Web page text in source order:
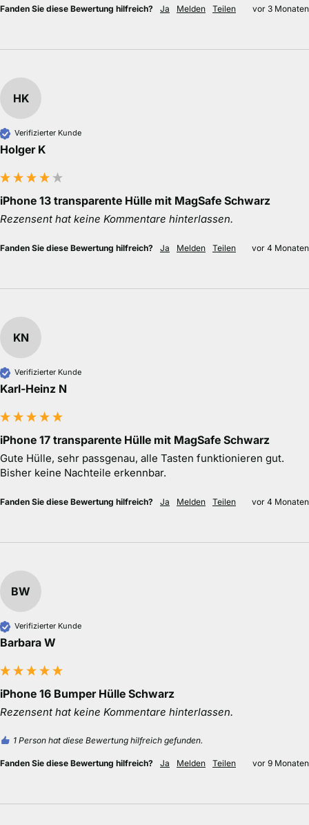
Fanden Sie diese Bewertung hilfreich? Ja Melden Teilen vor 3 Monaten
HK
Verifizierter Kunde
Holger K
iPhone 13 transparente Hülle mit MagSafe Schwarz
Rezensent hat keine Kommentare hinterlassen.
Fanden Sie diese Bewertung hilfreich? Ja Melden Teilen vor 4 Monaten
KN
Verifizierter Kunde
Karl-Heinz N
iPhone 17 transparente Hülle mit MagSafe Schwarz
Gute Hülle, sehr passgenau, alle Tasten funktionieren gut.
Bisher keine Nachteile erkennbar.
Fanden Sie diese Bewertung hilfreich? Ja Melden Teilen vor 4 Monaten
BW
Verifizierter Kunde
Barbara W
iPhone 16 Bumper Hülle Schwarz
Rezensent hat keine Kommentare hinterlassen.
1 Person hat diese Bewertung hilfreich gefunden.
Fanden Sie diese Bewertung hilfreich? Ja Melden Teilen vor 9 Monaten